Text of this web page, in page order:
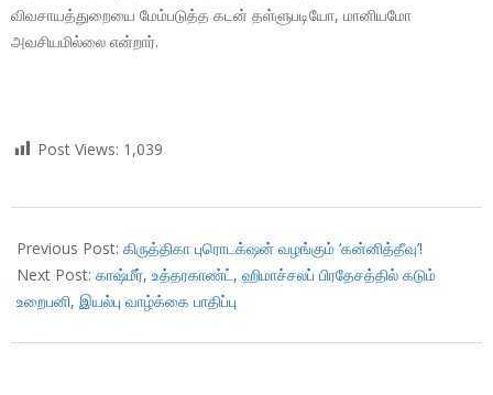
விவசாயத்துறையை மேம்படுத்த கடன் தள்ளுபடியோ, மானியமோ
அவசியமில்லை என்றார்.
Post Views: 1,039
01-
22
Previous Post: கிருத்திகா புரொடக்‌ஷன் வழங்கும் ‘கன்னித்தீவு’!
Next Post: காஷ்மீர், உத்தரகாண்ட், ஹிமாச்சலப் பிரதேசத்தில் கடும்
உறைபனி, இயல்பு வாழ்க்கை பாதிப்பு